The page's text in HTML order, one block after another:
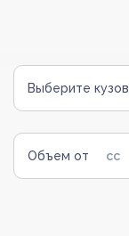
Выберите кузов
Объем от